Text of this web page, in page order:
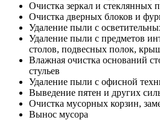
Очистка зеркал и стеклянных
Очистка дверных блоков и
Удаление пыли с
Удаление пыли с предметов
столов, подвесных полок,
Влажная очистка оснований
стульев
Удаление пыли с офисной
Выведение пятен и других
Очистка мусорных корзин,
Вынос мусора